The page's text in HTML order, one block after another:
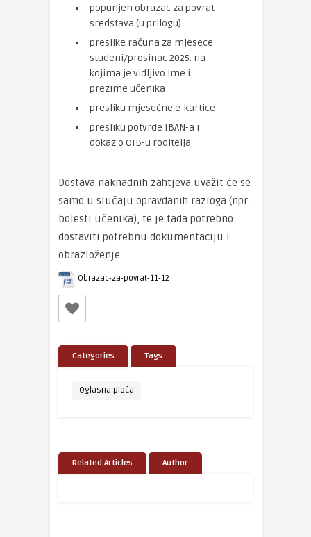
popunjen obrazac za povrat
sredstava (u prilogu)
preslike računa za mjesece
studeni/prosinac 2025. na
kojima je vidljivo ime i
prezime učenika
presliku mjesečne e-kartice
presliku potvrde IBAN-a i
dokaz o OIB-u roditelja
Dostava naknadnih zahtjeva uvažit će se
samo u slučaju opravdanih razloga (npr.
bolesti učenika), te je tada potrebno
dostaviti potrebnu dokumentaciju i
obrazloženje.
Obrazac-za-povrat-11-12
Categories Tags
Oglasna ploča
Related Articles Author